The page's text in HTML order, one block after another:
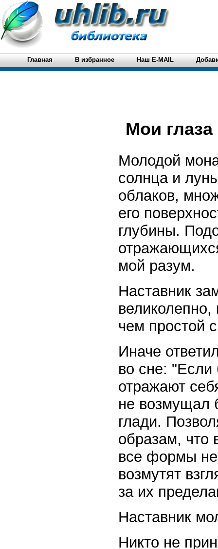
Главная В избранное Наш E-MAIL
Мои
Молодой
солнца и
облаков,
его
глубины.
мой разум.
Наставник
великолепно,
чем простой
Иначе
во сне: "Если
отражают
не возмущал
глади.
образам, что
все формы не
возмутят
за их
Наставник
Никто не